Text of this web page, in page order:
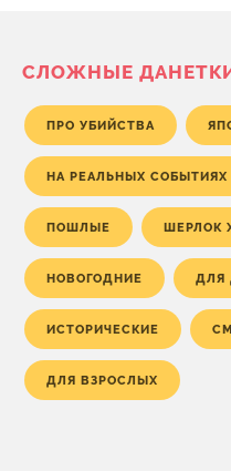
СЛОЖНЫЕ
ПРО УБИЙСТВА
НА РЕАЛЬНЫХ СОБЫТИЯХ
ПОШЛЫЕ ШЕРЛОК
НОВОГОДНИЕ ДЛЯ
ИСТОРИЧЕСКИЕ
ДЛЯ ВЗРОСЛЫХ